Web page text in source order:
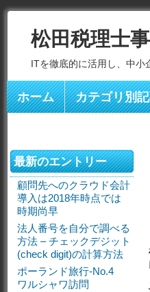
松田税理士
ITを徹底的に活用し、中小
ホーム カテゴリ別
最新のエントリー
顧問先へのクラウド会計
導入は2018年時点では
時期尚早
法人番号を自分で調べる
方法 – チェックデジット
(check digit)の計算方法
ポーランド旅行-No.4
ワルシャワ訪問